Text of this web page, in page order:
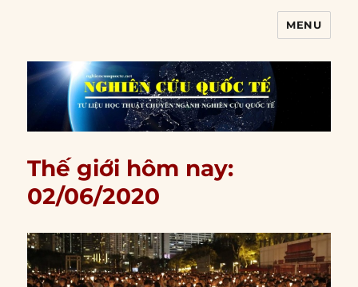
MENU
Thế giới hôm nay:
02/06/2020